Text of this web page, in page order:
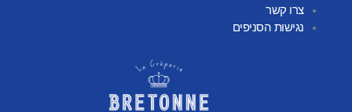
צרו קשר
נגישות הסניפים